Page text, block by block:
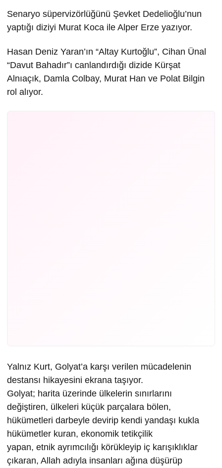
Senaryo süpervizörlüğünü Şevket Dedelioğlu’nun
yaptığı diziyi Murat Koca ile Alper Erze yazıyor.
Hasan Deniz Yaran’ın “Altay Kurtoğlu”, Cihan Ünal
“Davut Bahadır”ı canlandırdığı dizide Kürşat
Alnıaçık, Damla Colbay, Murat Han ve Polat Bilgin
rol alıyor.
Yalnız Kurt, Golyat’a karşı verilen mücadelenin
destansı hikayesini ekrana taşıyor.
Golyat; harita üzerinde ülkelerin sınırlarını
değiştiren, ülkeleri küçük parçalara bölen,
hükümetleri darbeyle devirip kendi yandaşı kukla
hükümetler kuran, ekonomik tetikçilik
yapan, etnik ayrımcılığı körükleyip iç karışıklıklar
çıkaran, Allah adıyla insanları ağına düşürüp